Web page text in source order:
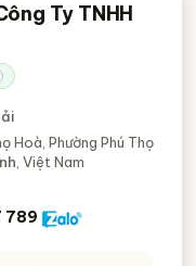
Ty TNHH
Hoà, Phường Phú Thọ
, Việt Nam
789